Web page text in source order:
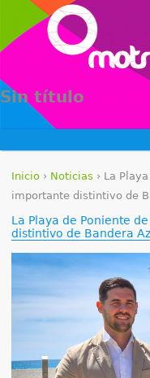
Sin título
S
e
e
n
u
Inicio › Noticias › La
importante distintivo de
La Playa de Poniente
distintivo de Bandera